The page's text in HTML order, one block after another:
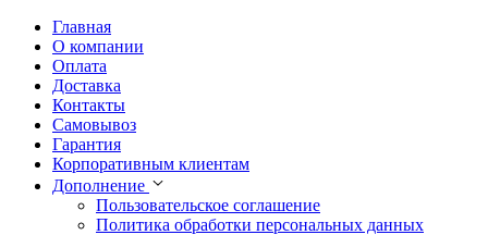
Главная
О компании
Оплата
Доставка
Контакты
Самовывоз
Гарантия
Корпоративным клиентам
Дополнение
Пользовательское соглашение
Политика обработки персональных данных